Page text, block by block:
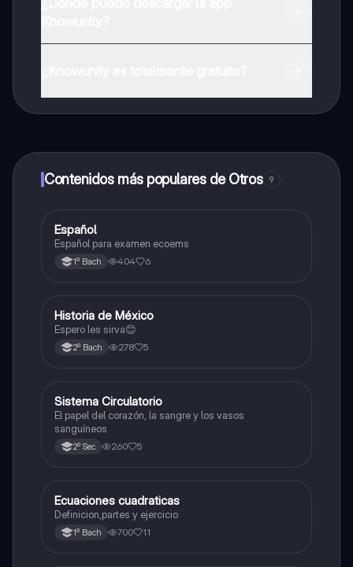
a determinadas funciones.
Contenidos más populares de Otros 9
EOtros
Español
Español para examen ecoems
1º Bach 404 6
HOtros
Historia de México
Espero les sirva😊
2º Bach 278 5
SOtros
Sistema Circulatorio
El papel del corazón, la sangre y los vasos
sanguíneos
2º Sec 260 5
EFísica
Ecuaciones cuadraticas
Definicion,partes y ejercicio
1º Bach 700 11